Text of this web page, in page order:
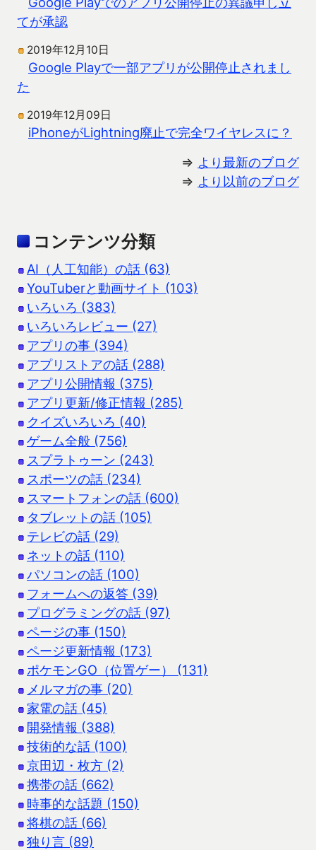
てが承認
2019年12月10日
Google Playで一部アプリが公開停止されまし
た
2019年12月09日
iPhoneがLightning廃止で完全ワイヤレスに？
⇒ より最新のブログ
⇒ より以前のブログ
コンテンツ分類
AI（人工知能）の話 (63)
YouTuberと動画サイト (103)
いろいろ (383)
いろいろレビュー (27)
アプリの事 (394)
アプリストアの話 (288)
アプリ公開情報 (375)
アプリ更新/修正情報 (285)
クイズいろいろ (40)
ゲーム全般 (756)
スプラトゥーン (243)
スポーツの話 (234)
スマートフォンの話 (600)
タブレットの話 (105)
テレビの話 (29)
ネットの話 (110)
パソコンの話 (100)
フォームへの返答 (39)
プログラミングの話 (97)
ページの事 (150)
ページ更新情報 (173)
ポケモンGO（位置ゲー） (131)
メルマガの事 (20)
家電の話 (45)
開発情報 (388)
技術的な話 (100)
京田辺・枚方 (2)
携帯の話 (662)
時事的な話題 (150)
将棋の話 (66)
独り言 (89)